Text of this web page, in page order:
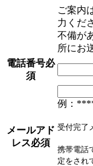
ご案内
力くだ
不備が
所にお
電話番号必
須
メールアド
レス必須
例：
受付完了
携帯電話
定をされ